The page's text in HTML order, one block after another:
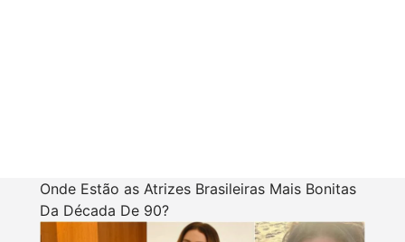
Onde Estão as Atrizes Brasileiras Mais Bonitas
Da Década De 90?